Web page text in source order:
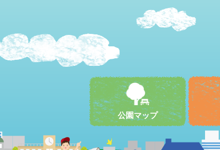
公園マップ